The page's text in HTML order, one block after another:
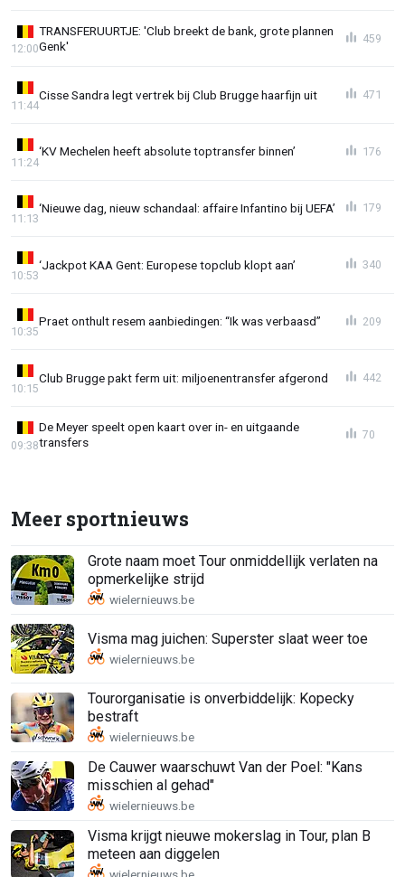
TRANSFERUURTJE: 'Club breekt de bank, grote plannen
Genk'
12:00
459
Cisse Sandra legt vertrek bij Club Brugge haarfijn uit
11:44
471
‘KV Mechelen heeft absolute toptransfer binnen’
11:24
176
‘Nieuwe dag, nieuw schandaal: affaire Infantino bij UEFA’
11:13
179
‘Jackpot KAA Gent: Europese topclub klopt aan’
10:53
340
Praet onthult resem aanbiedingen: “Ik was verbaasd”
10:35
209
Club Brugge pakt ferm uit: miljoenentransfer afgerond
10:15
442
De Meyer speelt open kaart over in- en uitgaande
transfers
09:38
70
Meer sportnieuws
Grote naam moet Tour onmiddellijk verlaten na
opmerkelijke strijd
Visma mag juichen: Superster slaat weer toe
Tourorganisatie is onverbiddelijk: Kopecky
bestraft
De Cauwer waarschuwt Van der Poel: "Kans
misschien al gehad"
Visma krijgt nieuwe mokerslag in Tour, plan B
meteen aan diggelen